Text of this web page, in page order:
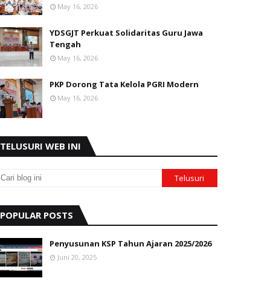
May 16, 2026
YDSGJT Perkuat Solidaritas Guru Jawa
Tengah
May 16, 2026
PKP Dorong Tata Kelola PGRI Modern
May 16, 2026
TELUSURI WEB INI
POPULAR POSTS
Penyusunan KSP Tahun Ajaran 2025/2026
Juni 20, 2025